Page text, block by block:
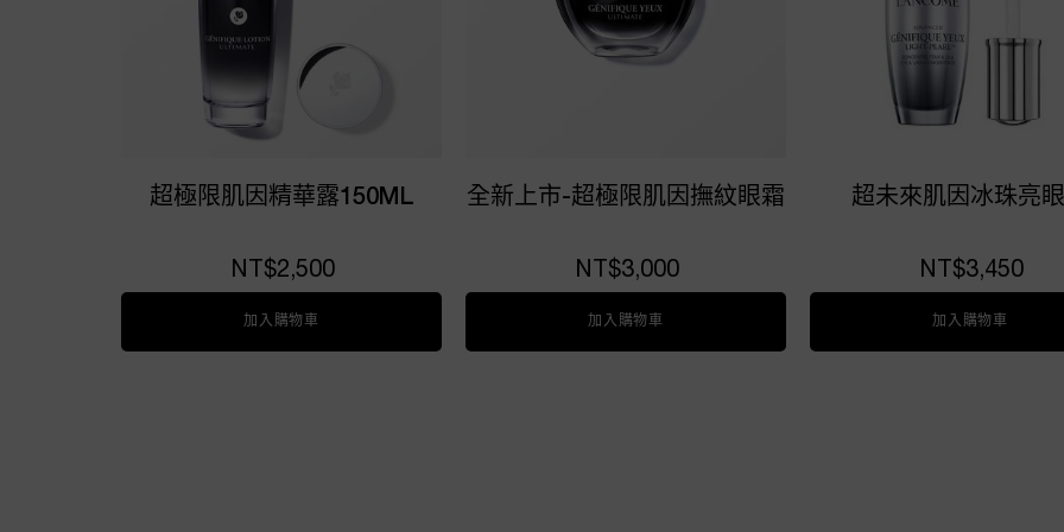
超極限肌因精華露150ML
NT$2,500
加入購物車
全新上市-超極限肌因撫紋眼霜
NT$3,000
加入購物車
超未來肌因冰珠亮
NT$3,450
加入購物車